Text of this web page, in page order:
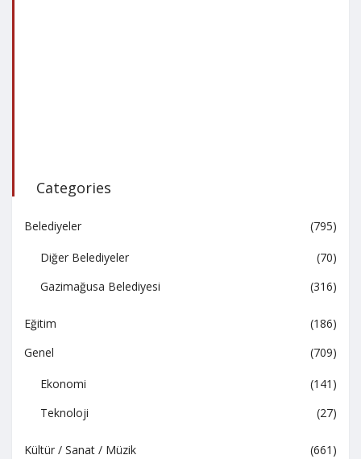
Categories
Belediyeler (795)
Diğer Belediyeler
(70)
Gazimağusa Belediyesi
(316)
Eğitim
(186)
Genel
(709)
Ekonomi
(141)
Teknoloji
(27)
Kültür / Sanat / Müzik
(661)